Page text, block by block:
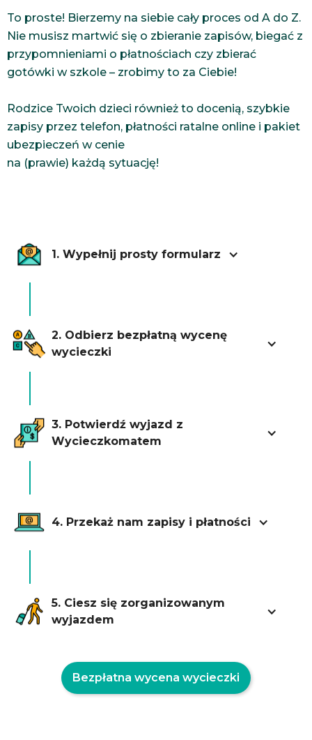
To proste! Bierzemy na siebie cały proces od A do Z.
Nie musisz martwić się o zbieranie zapisów, biegać z
przypomnieniami o płatnościach czy zbierać
gotówki w szkole – zrobimy to za Ciebie!
Rodzice Twoich dzieci również to docenią, szybkie
zapisy przez telefon, płatności ratalne online i pakiet
ubezpieczeń w cenie
na (prawie) każdą sytuację!
1. Wypełnij prosty formularz
2. Odbierz bezpłatną wycenę
wycieczki
3. Potwierdź wyjazd z
Wycieczkomatem
4. Przekaż nam zapisy i płatności
5. Ciesz się zorganizowanym
wyjazdem
Bezpłatna wycena wycieczki